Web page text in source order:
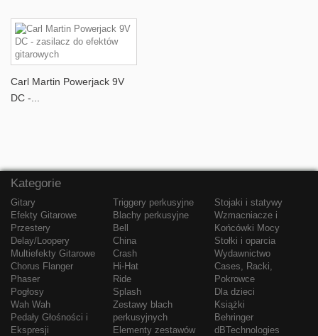
Carl Martin Powerjack 9V
DC -...
Kategorie
Gitary
Efekty Gitarowe
Przestery
Delay/Loopery
Multiefekty Gitarowe
Chorus Flanger
Phaser
Pogłosy
Wah Wah
Pedały Głośności i
Ekspresji
Triggery perkusyjne
Blachy perkusyjne
Bell
China
Crash
Hi-Hat
Ride
Splash
Zestawy blach
perkusyjnych
Elementy zestawów
Stojaki i statywy
Wzmacniacze i
Końcówki Mocy
Stołki i oparcia
Wydawnictwo
Cases, Racki,
Pokrowce
Dla dzieci
Książki
Behringer
dBTechnologies